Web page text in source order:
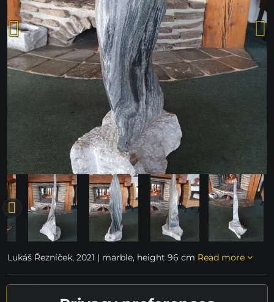
Lukáš Řezníček, 2021 | marble, height 96 cm Read more